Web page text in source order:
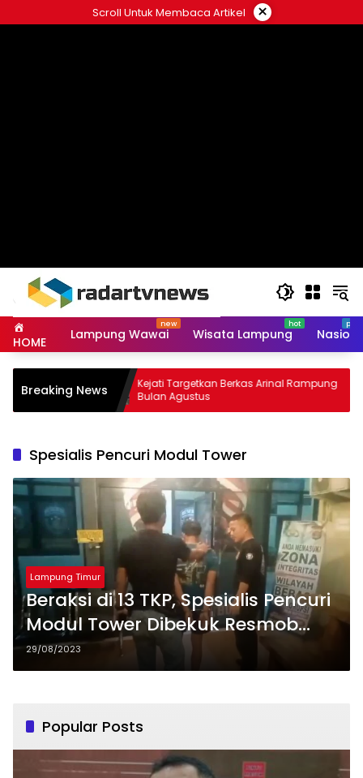
to
Scroll Untuk Membaca Artikel ×
HOME Lampung Wawai Wisata Lampung
Breaking NewsKejati Targetkan Berkas Arinal Rampung
Bulan Agustus
Spesialis Pencuri Modul Tower
Lampung Timur
Beraksi di 13 TKP, Spesialis Pencuri
Modul Tower Dibekuk Resmob
Lamtim
29/08/2023
Popular Posts